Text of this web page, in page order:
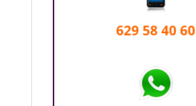
629 58 40 60